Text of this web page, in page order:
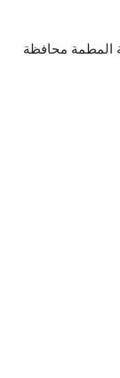
المطمة محافظة